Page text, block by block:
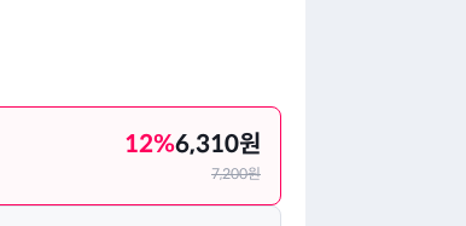
12%6,310원
7,200원